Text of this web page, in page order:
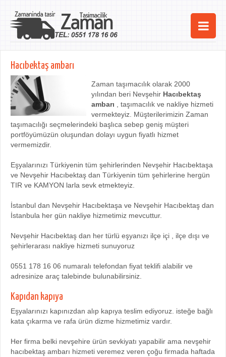
Ana Sayfa
Hizmetlerimiz
Kurumsal
iletişim
Hacıbektaş ambarı
Zaman taşımacılık olarak 2000
yılından beri Nevşehir Hacıbektaş
ambarı , taşımacılık ve nakliye hizmeti
vermekteyiz. Müşterilerimizin Zaman
taşımacılığı seçmelerindeki başlıca sebep geniş müşteri
portföyümüzün oluşundan dolayı uygun fiyatlı hizmet
vermemizdir.
Eşyalarınızı Türkiyenin tüm şehirlerinden Nevşehir Hacıbektaşa
ve Nevşehir Hacıbektaş dan Türkiyenin tüm şehirlerine hergün
TIR ve KAMYON larla sevk etmekteyiz.
İstanbul dan Nevşehir Hacıbektaşa ve Nevşehir Hacıbektaş dan
İstanbula her gün nakliye hizmetimiz mevcuttur.
Nevşehir Hacıbektaş dan her türlü eşyanızı ilçe içi , ilçe dışı ve
şehirlerarası nakliye hizmeti sunuyoruz
0551 178 16 06 numaralı telefondan fiyat teklifi alabilir ve
adresinize araç talebinde bulunabilirsiniz.
Kapıdan kapıya
Eşyalarınızı kapınızdan alıp kapıya teslim ediyoruz. isteğe bağlı
kata çıkarma ve rafa ürün dizme hizmetimiz vardır.
Her firma belki nevşehire ürün sevkiyatı yapabilir ama nevşehir
hacıbektaş ambarı hizmeti veremez veren çoğu firmada haftada